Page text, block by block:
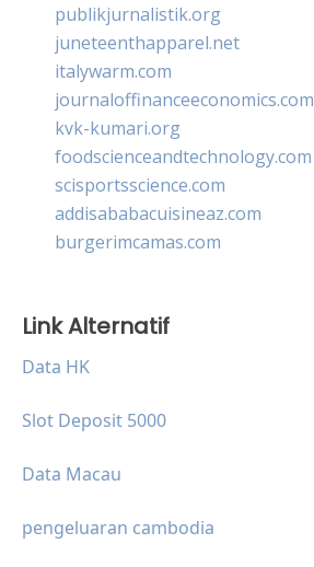
publikjurnalistik.org
juneteenthapparel.net
italywarm.com
journaloffinanceeconomics.com
kvk-kumari.org
foodscienceandtechnology.com
scisportsscience.com
addisababacuisineaz.com
burgerimcamas.com
Link Alternatif
Data HK
Slot Deposit 5000
Data Macau
pengeluaran cambodia